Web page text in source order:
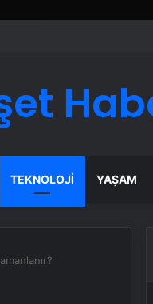
TEKNOLOJI YAŞAM